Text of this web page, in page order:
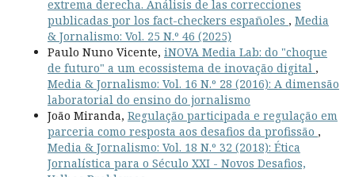
extrema derecha. Análisis de las correcciones
publicadas por los fact-checkers españoles , Media
& Jornalismo: Vol. 25 N.º 46 (2025)
Paulo Nuno Vicente, iNOVA Media Lab: do "choque
de futuro" a um ecossistema de inovação digital ,
Media & Jornalismo: Vol. 16 N.º 28 (2016): A dimensão
laboratorial do ensino do jornalismo
João Miranda, Regulação participada e regulação em
parceria como resposta aos desafios da profissão ,
Media & Jornalismo: Vol. 18 N.º 32 (2018): Ética
Jornalística para o Século XXI - Novos Desafios,